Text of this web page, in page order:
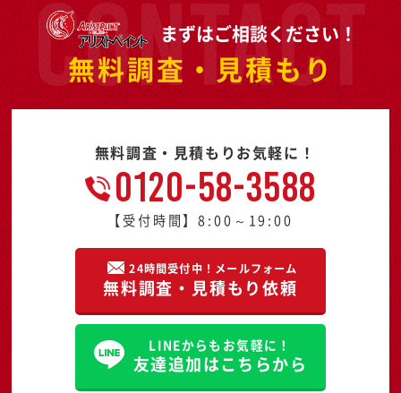
まずはご相談ください！
無料調査・見積もり
無料調査・見積もりお気軽に！
0120-58-3588
【受付時間】8:00～19:00
24時間受付中！メールフォーム
無料調査・見積もり依頼
LINEからもお気軽に！
友達追加はこちらから